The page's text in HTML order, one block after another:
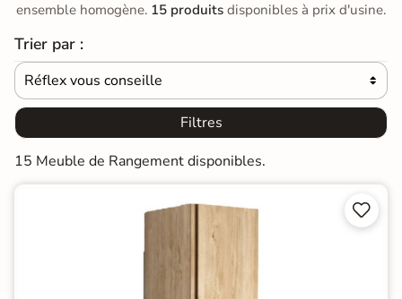
ensemble homogène. 15 produits disponibles à prix d'usine.
Trier par :
Réflex vous conseille 
Filtres
15 Meuble de Rangement disponibles.

